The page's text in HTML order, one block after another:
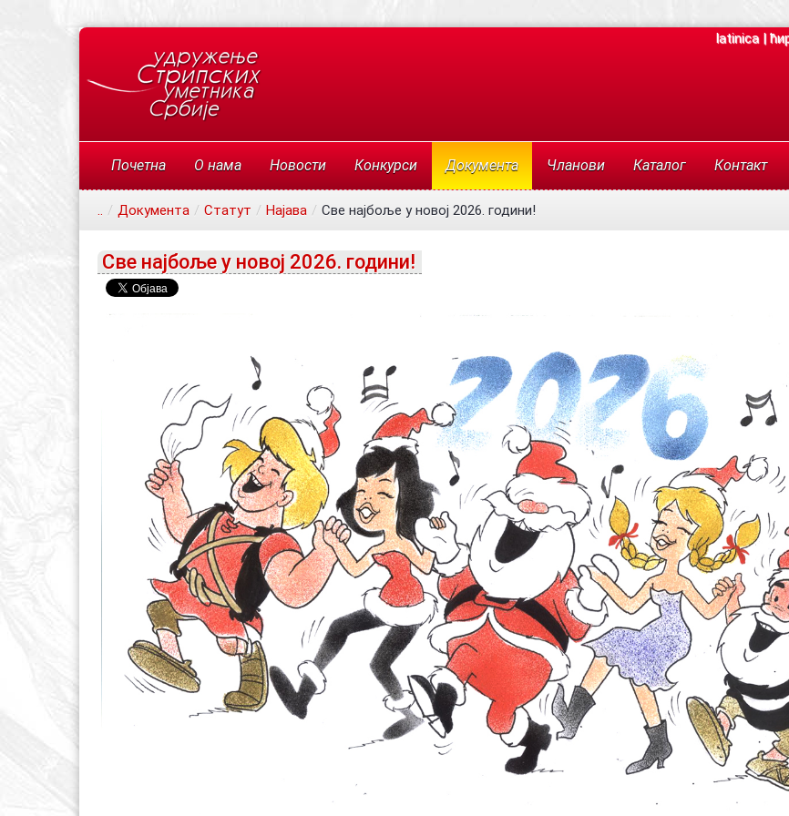
latinica|
Почетна О нама Новости Конкурси Документа Чланови Каталог Контакт
.. / Документа / Статут / Најава / Све најбоље у новој 2026. години!
Све најбоље у новој 2026. години!